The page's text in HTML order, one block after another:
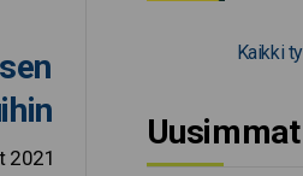
2021
Kaikki
Uusimmat